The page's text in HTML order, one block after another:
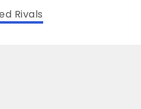
Rivals